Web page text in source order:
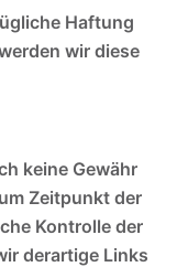
Haftung
wir diese
keine Gewähr
Zeitpunkt der
Kontrolle der
derartige Links